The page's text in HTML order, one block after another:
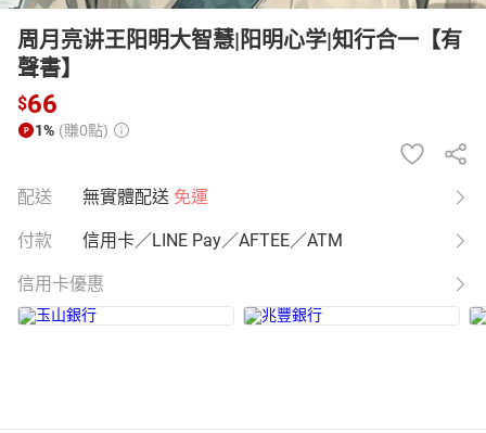
周月亮讲王阳明大智慧|阳明心学|知行合一【有
聲書】
$66
1% (賺0點)
配送 無實體配送 免運
付款 信用卡／LINE Pay／AFTEE／ATM
信用卡優惠